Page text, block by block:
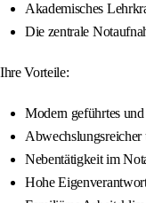
Akademisches
Die zentrale
Ihre Vorteile:
Modern geführtes
Nebentätigkeit im
Hohe